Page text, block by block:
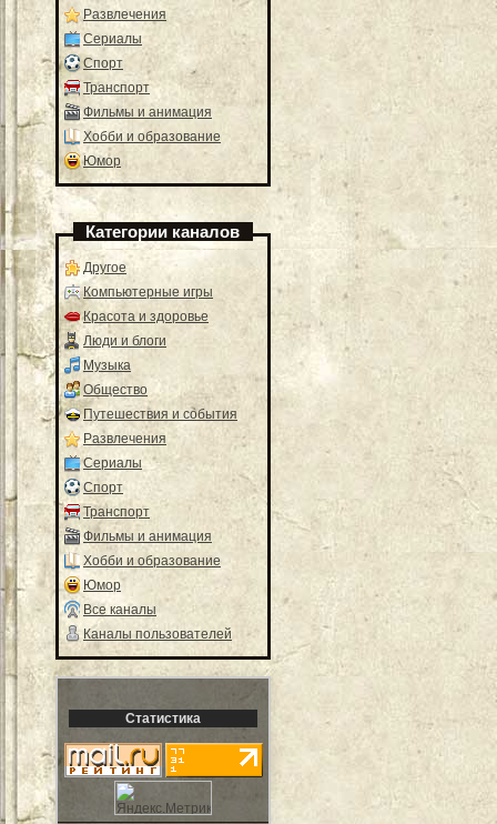
Развлечения
Сериалы
Спорт
Транспорт
Фильмы и анимация
Хобби и образование
Юмор
Категории каналов
Другое
Компьютерные игры
Красота и здоровье
Люди и блоги
Музыка
Общество
Путешествия и события
Развлечения
Сериалы
Спорт
Транспорт
Фильмы и анимация
Хобби и образование
Юмор
Все каналы
Каналы пользователей
Статистика